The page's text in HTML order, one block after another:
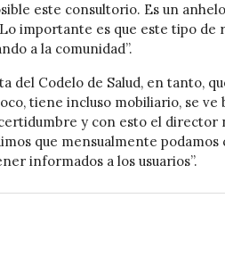
este consultorio. Es un
importante es que este tipo de
a la comunidad”.
del Codelo de Salud, en tanto,
tiene incluso mobiliario, se
y con esto el director
que mensualmente
informados a los usuarios”.